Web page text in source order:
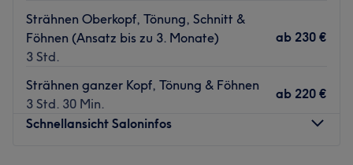
Tor, Bersarinplatz
Nahegelegene Sehenswürdigkeit: East Side Gallery
Atmosphäre: Warm, freundlich, angenehm
Was uns an dem Salon gefällt:
Produkte: Previa Italia, Wella, Eos by Wella
Expertise: Coloration, Strähnentechniken, Balayage,
Strähnen Oberkopf, Tönung, Schnitt &
Föhnen (Ansatz bis zu 3. Monate)
3 Std.
ab 230 €
Strähnen ganzer Kopf, Tönung & Föhnen
3 Std. 30 Min.
ab 220 €
Schnellansicht Saloninfos